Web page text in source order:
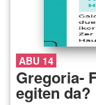
ABU 14
Gregoria-
egiten da?